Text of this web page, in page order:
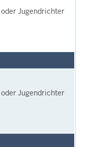
Jugendrichter
Jugendrichter